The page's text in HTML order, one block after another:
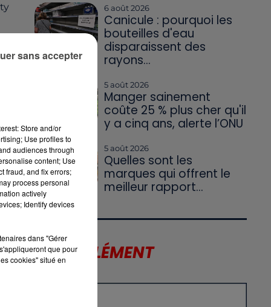
6 août 2026
Canicule : pourquoi les
bouteilles d'eau
disparaissent des
rayons...
5 août 2026
Manger sainement
coûte 25 % plus cher qu'il
y a cinq ans, alerte l’ONU
5 août 2026
Quelles sont les
marques qui offrent le
meilleur rapport...
LE SUPPLÉMENT
Store and/or
Use profiles to
audiences through
content; Use
fraud, and fix errors;
process personal
actively
Identify devices
dans "Gérer
que pour
cookies" situé en
sans accepter